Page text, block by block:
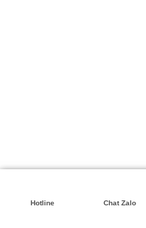
Hotline Chat Zalo